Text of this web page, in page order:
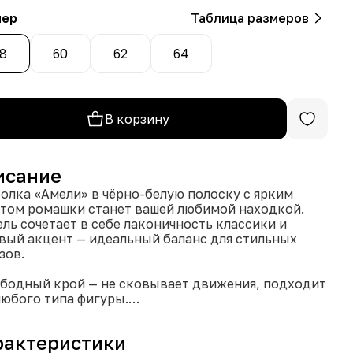
Таблица размеров
60 62 64
В корзину
«Амели» в чёрно-белую полоску с ярким
ромашки станет вашей любимой находкой.
сочетает в себе лаконичность классики и
акцент — идеальный баланс для стильных
крой — не сковывает движения, подходит
типа фигуры.
принт — изображение ромашки с надписью